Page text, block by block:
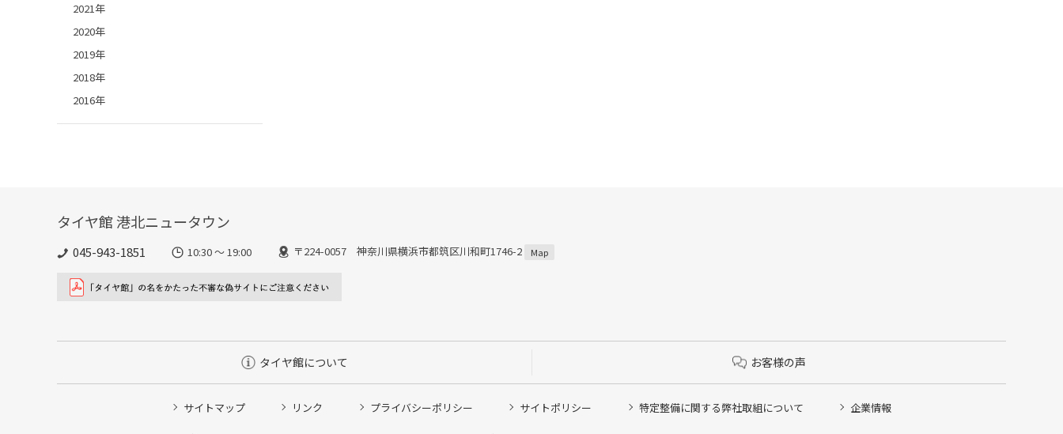
2021年
2020年
2019年
2018年
2016年
タイヤ館 港北ニュータウン
045-943-1851 10:30 ～ 19:00 〒224-0057 神奈川県横浜市都筑区川和町1746-2 Map
タイヤ館について お客様の声
サイトマップ リンク プライバシーポリシー サイトポリシー 特定整備に関する弊社取組について 企業情報
タイヤ点検・安全点検/タイヤ履き替え/オイル交換/その他ピット作業の予約